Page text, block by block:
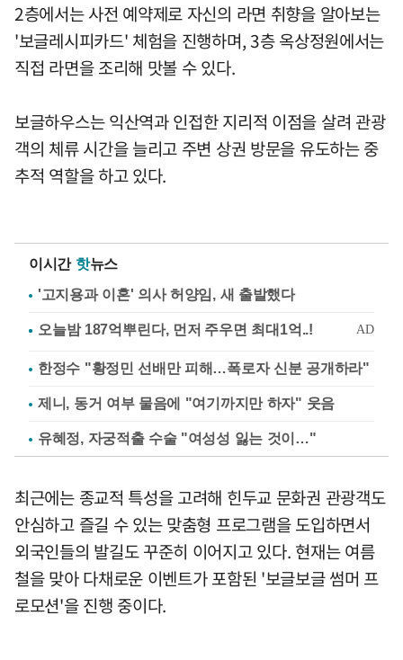
2층에서는 사전 예약제로 자신의 라면 취향을 알아보는
'보글레시피카드' 체험을 진행하며, 3층 옥상정원에서는
직접 라면을 조리해 맛볼 수 있다.
보글하우스는 익산역과 인접한 지리적 이점을 살려 관광
객의 체류 시간을 늘리고 주변 상권 방문을 유도하는 중
추적 역할을 하고 있다.
이시간 핫뉴스
'고지용과 이혼' 의사 허양임, 새 출발했다
한정수 "황정민 선배만 피해…폭로자 신분 공개하라"
제니, 동거 여부 물음에 "여기까지만 하자" 웃음
유혜정, 자궁적출 수술 "여성성 잃는 것이…"
최근에는 종교적 특성을 고려해 힌두교 문화권 관광객도
안심하고 즐길 수 있는 맞춤형 프로그램을 도입하면서
외국인들의 발길도 꾸준히 이어지고 있다. 현재는 여름
철을 맞아 다채로운 이벤트가 포함된 '보글보글 썸머 프
로모션'을 진행 중이다.